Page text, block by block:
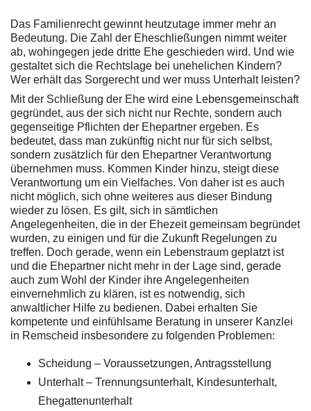
Das Familienrecht gewinnt heutzutage immer mehr an
Bedeutung. Die Zahl der Eheschließungen nimmt weiter
ab, wohingegen jede dritte Ehe geschieden wird. Und wie
gestaltet sich die Rechtslage bei unehelichen Kindern?
Wer erhält das Sorgerecht und wer muss Unterhalt leisten?
Mit der Schließung der Ehe wird eine Lebensgemeinschaft
gegründet, aus der sich nicht nur Rechte, sondern auch
gegenseitige Pflichten der Ehepartner ergeben. Es
bedeutet, dass man zukünftig nicht nur für sich selbst,
sondern zusätzlich für den Ehepartner Verantwortung
übernehmen muss. Kommen Kinder hinzu, steigt diese
Verantwortung um ein Vielfaches. Von daher ist es auch
nicht möglich, sich ohne weiteres aus dieser Bindung
wieder zu lösen. Es gilt, sich in sämtlichen
Angelegenheiten, die in der Ehezeit gemeinsam begründet
wurden, zu einigen und für die Zukunft Regelungen zu
treffen. Doch gerade, wenn ein Lebenstraum geplatzt ist
und die Ehepartner nicht mehr in der Lage sind, gerade
auch zum Wohl der Kinder ihre Angelegenheiten
einvernehmlich zu klären, ist es notwendig, sich
anwaltlicher Hilfe zu bedienen. Dabei erhalten Sie
kompetente und einfühlsame Beratung in unserer Kanzlei
in Remscheid insbesondere zu folgenden Problemen:
Scheidung – Voraussetzungen, Antragsstellung
Unterhalt – Trennungsunterhalt, Kindesunterhalt,
Ehegattenunterhalt